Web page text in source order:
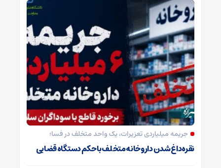
جریمه میلیاردی تعزیرات، یک واحد متخلف در فسا؛
نقره‌داغ شدن داروخانه متخلف با حکم دستگاه قضایی